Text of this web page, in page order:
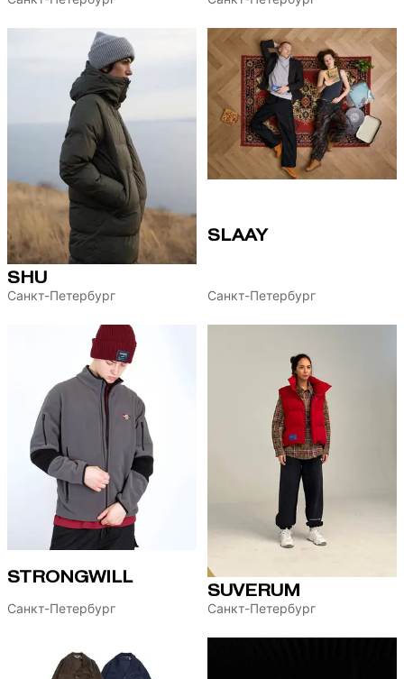
SHU
Санкт-Петербург
SLAAY
Санкт-Петербург
STRONGWILL
Санкт-Петербург
SUVERUM
Санкт-Петербург